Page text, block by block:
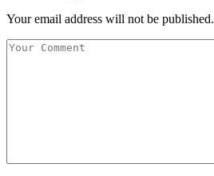
Your email address will not be published.